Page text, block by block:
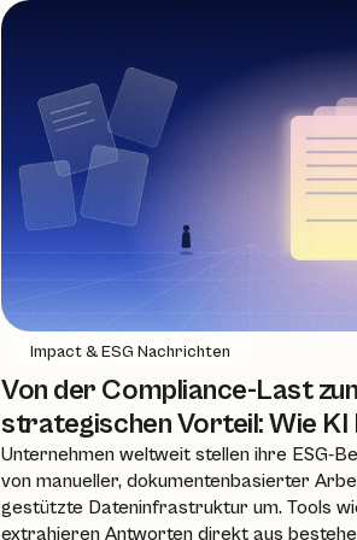
Impact & ESG Nachrichten
Von der Compliance-Last
strategischen Vorteil: Wie KI
neu definiert
Unternehmen weltweit stellen ihre ESG-
von manueller, dokumentenbasierter
gestützte Dateninfrastruktur um. Tools
extrahieren Antworten direkt aus